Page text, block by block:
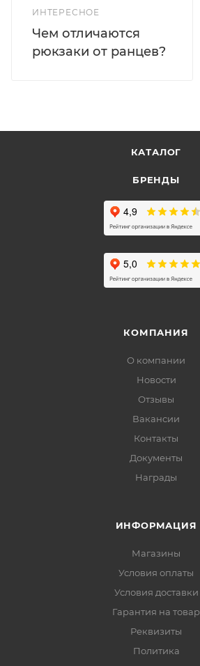
ИНТЕРЕСНОЕ
Чем отличаются
рюкзаки от ранцев?
КАТАЛОГ
БРЕНДЫ
КОМПАНИЯ
О компании
Новости
Отзывы
Вакансии
Контакты
Документы
Награды
ИНФОРМАЦИЯ
Магазины
Условия оплаты
Условия доставки
Гарантия на товар
Реквизиты
Политика